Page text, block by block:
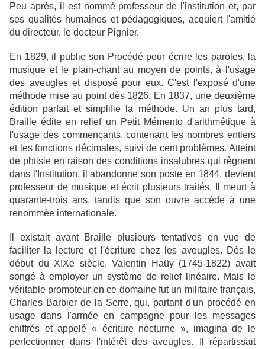
Peu après, il est nommé professeur de l'institution et, par
ses qualités humaines et pédagogiques, acquiert l'amitié
du directeur, le docteur Pignier.
En 1829, il publie son Procédé pour écrire les paroles, la
musique et le plain-chant au moyen de points, à l'usage
des aveugles et disposé pour eux. C'est l'exposé d'une
méthode mise au point dès 1826. En 1837, une deuxième
édition parfait et simplifie la méthode. Un an plus tard,
Braille édite en relief un Petit Mémento d'arithmétique à
l'usage des commençants, contenant les nombres entiers
et les fonctions décimales, suivi de cent problèmes. Atteint
de phtisie en raison des conditions insalubres qui règnent
dans l'Institution, il abandonne son poste en 1844, devient
professeur de musique et écrit plusieurs traités. Il meurt à
quarante-trois ans, tandis que son ouvre accède à une
renommée internationale.
Il existait avant Braille plusieurs tentatives en vue de
faciliter la lecture et l'écriture chez les aveugles. Dès le
début du XIXe siècle, Valentin Haüy (1745-1822) avait
songé à employer un système de relief linéaire. Mais le
véritable promoteur en ce domaine fut un militaire français,
Charles Barbier de la Serre, qui, partant d'un procédé en
usage dans l'armée en campagne pour les messages
chiffrés et appelé « écriture nocturne », imagina de le
perfectionner dans l'intérêt des aveugles. Il répartissait